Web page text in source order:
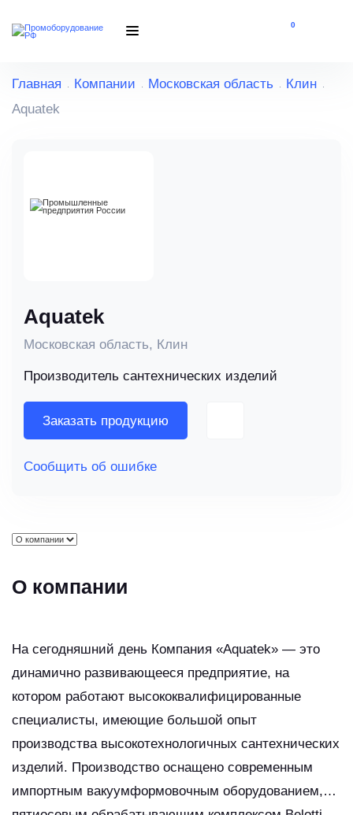
0
Главная Компании Московская область
Клин
Aquatek
Aquatek
Московская область, Клин
Производитель сантехнических изделий
Заказать продукцию
Сообщить об ошибке
О компании
На сегодняшний день Компания «Aquatek» — это
динамично развивающееся предприятие, на
котором работают высококвалифицированные
специалисты, имеющие большой опыт
производства высокотехнологичных сантехнических
изделий. Производство оснащено современным
импортным вакуумформовочным оборудованием,